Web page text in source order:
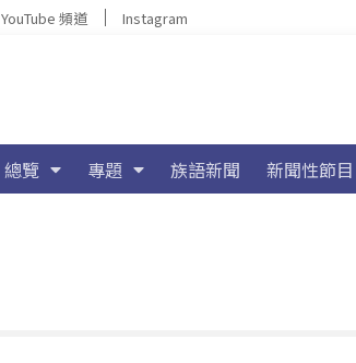
YouTube 頻道 Instagram
總覽 專題 族語新聞 新聞性節目